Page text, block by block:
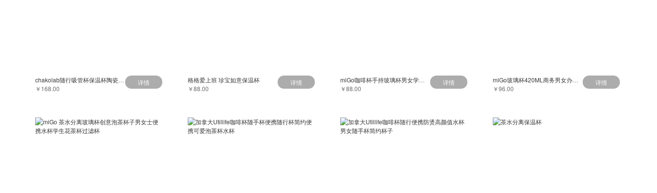
￥168.00
详情
格格爱上班 珍宝如意保温杯
￥88.00
详情
￥88.00
详情
￥96.00
详情